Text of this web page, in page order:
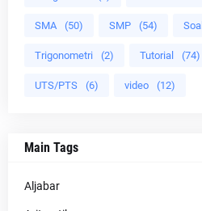
SMA (50) SMP (54) Soal
Trigonometri (2) Tutorial (74)
UTS/PTS (6) video (12)
Main Tags
Aljabar